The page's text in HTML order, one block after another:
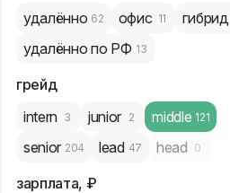
удалённо 62 офис 11 гибрид
удалённо по РФ 13
грейд
intern 3 junior 2 middle 121
senior 204 lead 47 head 0
зарплата, ₽